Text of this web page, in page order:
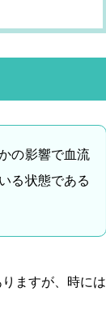
の影響で血流
る状態である
ますが、時には